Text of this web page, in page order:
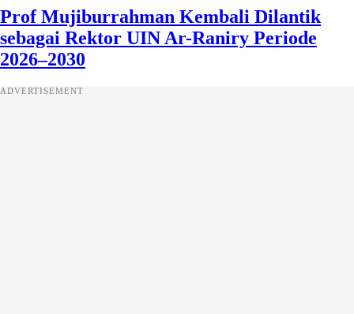
Prof Mujiburrahman Kembali Dilantik
sebagai Rektor UIN Ar-Raniry Periode
2026–2030
ADVERTISEMENT